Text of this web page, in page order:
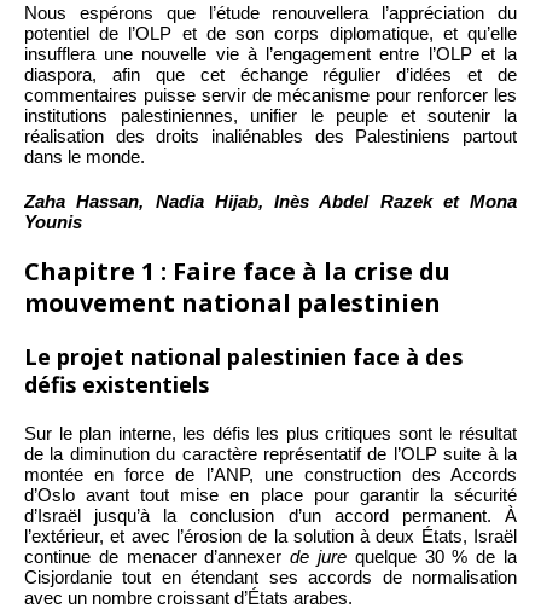
Nous espérons que l’étude renouvellera l’appréciation du
potentiel de l’OLP et de son corps diplomatique, et qu’elle
insufflera une nouvelle vie à l’engagement entre l’OLP et la
diaspora, afin que cet échange régulier d’idées et de
commentaires puisse servir de mécanisme pour renforcer les
institutions palestiniennes, unifier le peuple et soutenir la
réalisation des droits inaliénables des Palestiniens partout
dans le monde.
Zaha Hassan, Nadia Hijab, Inès Abdel Razek et Mona
Younis
Chapitre 1 : Faire face à la crise du
mouvement national palestinien
Le projet national palestinien face à des
défis existentiels
Sur le plan interne, les défis les plus critiques sont le résultat
de la diminution du caractère représentatif de l’OLP suite à la
montée en force de l’ANP, une construction des Accords
d’Oslo avant tout mise en place pour garantir la sécurité
d’Israël jusqu’à la conclusion d’un accord permanent. À
l’extérieur, et avec l’érosion de la solution à deux États, Israël
continue de menacer d’annexerde jure quelque 30 % de la
Cisjordanie tout en étendant ses accords de normalisation
avec un nombre croissant d’États arabes.